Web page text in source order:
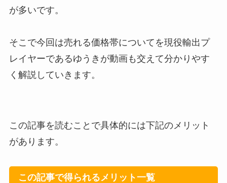
が多いです。
そこで今回は売れる価格帯についてを現役輸出プ
レイヤーであるゆうきが動画も交えて分かりやす
く解説していきます。
この記事を読むことで具体的には下記のメリット
があります。
この記事で得られるメリット一覧